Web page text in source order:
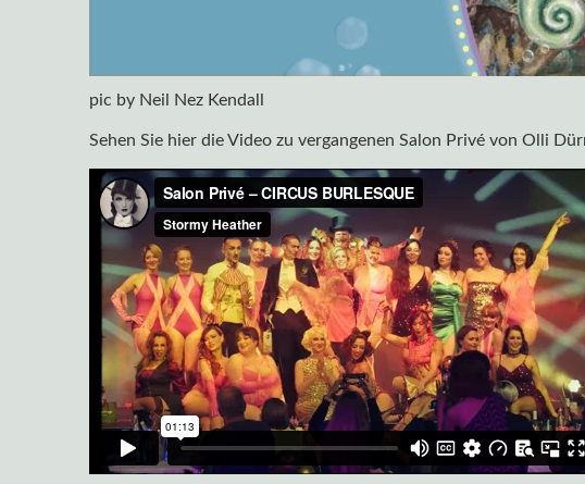
pic by Neil Nez Kendall
Sehen Sie hier die Video zu vergangenen Salon Privé von Olli